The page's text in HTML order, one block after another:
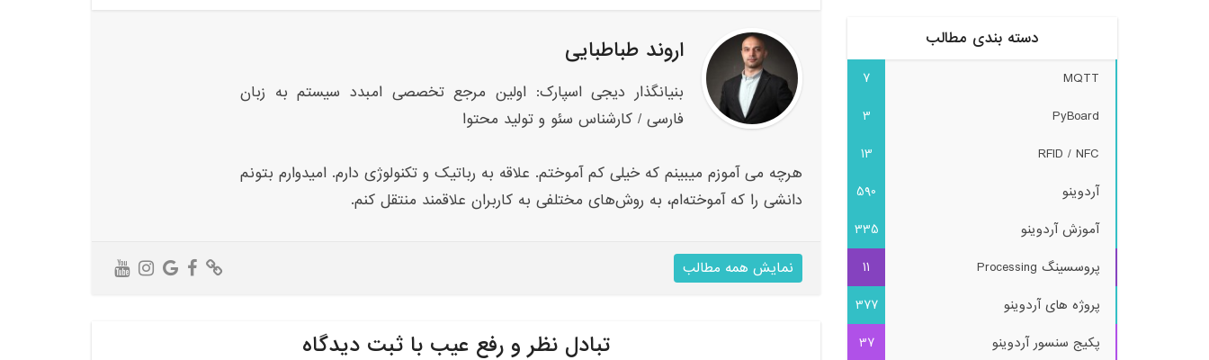
اروند طباطبایی
بنیانگذار دیجی اسپارک: اولین مرجع تخصصی امبدد سیستم به زبان
فارسی / کارشناس سئو و تولید محتوا
هرچه می آموزم میبینم که خیلی کم آموختم. علاقه به رباتیک و تکنولوژی دارم. امیدوارم بتونم
دانشی را که آموخته‌ام، به روش‌های مختلفی به کاربران علاقمند منتقل کنم.
نمایش همه مطالب
تبادل نظر و رفع عیب با ثبت دیدگاه
دسته بندی مطالب
MQTT
7
PyBoard
3
RFID / NFC
13
آردوینو
590
آموزش آردوینو
335
پروسسینگ Processing
11
پروژه های آردوینو
377
پکیج سنسور آردوینو
37